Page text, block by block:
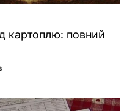
картоплю: повний